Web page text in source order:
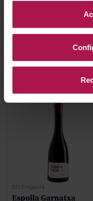
acceda a nuestra
información acceda a
DO Empordà
Espolla Garnatxa